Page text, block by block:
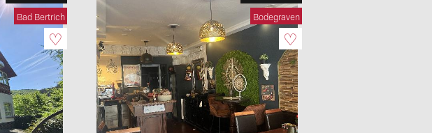
Bad Bertrich
♡
Bodegraven
♡